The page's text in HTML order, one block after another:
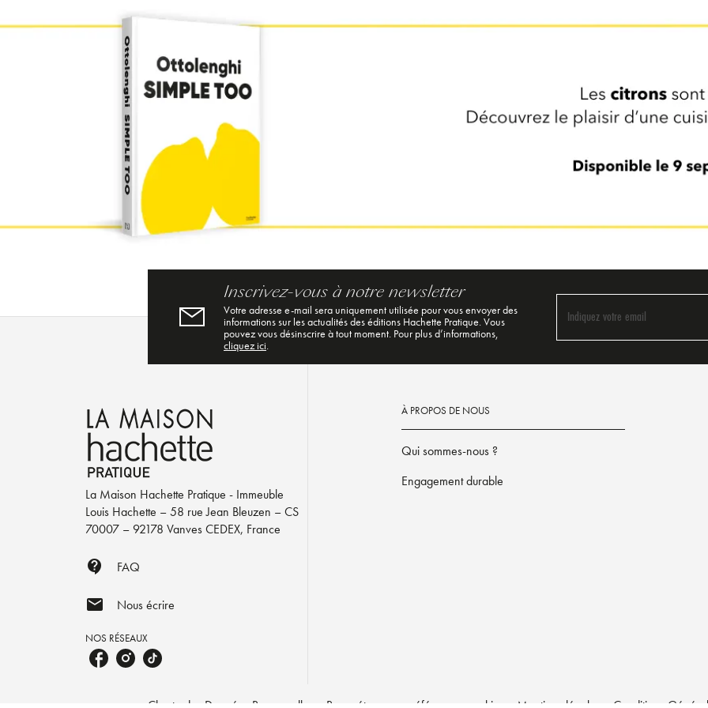
Inscrivez-vous à notre newsletter
Votre adresse e-mail sera uniquement utilisée pour vous envoyer des
informations sur les actualités des éditions Hachette Pratique. Vous
pouvez vous désinscrire à tout moment. Pour plus d’informations,
cliquez ici.
Indiquez votre email
La Maison Hachette Pratique - Immeuble
Louis Hachette – 58 rue Jean Bleuzen – CS
70007 – 92178 Vanves CEDEX, France
contact_support FAQ
mail Nous écrire
NOS RÉSEAUX
À PROPOS DE NOUS
Qui sommes-nous ?
Engagement durable